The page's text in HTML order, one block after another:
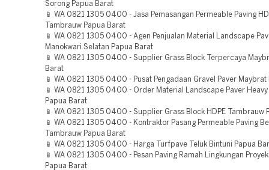
Sorong Papua Barat
📱 WA 0821 1305 0400 - Jasa Pemasangan Permeable Paving
Tambrauw Papua Barat
📱 WA 0821 1305 0400 - Agen Penjualan Material Landscape
Manokwari Selatan Papua Barat
📱 WA 0821 1305 0400 - Supplier Grass Block Terpercaya
Barat
📱 WA 0821 1305 0400 - Pusat Pengadaan Gravel Paver Maybrat
📱 WA 0821 1305 0400 - Order Material Landscape Paver Heavy
Papua Barat
📱 WA 0821 1305 0400 - Supplier Grass Block HDPE Tambrauw
📱 WA 0821 1305 0400 - Kontraktor Pasang Permeable Paving
Tambrauw Papua Barat
📱 WA 0821 1305 0400 - Harga Turfpave Teluk Bintuni Papua
📱 WA 0821 1305 0400 - Pesan Paving Ramah Lingkungan
Papua Barat